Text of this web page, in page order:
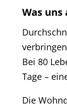
Was
Bei 80
Tage –
Die